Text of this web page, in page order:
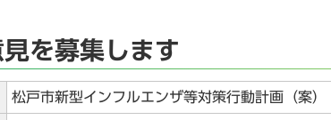
を募集します
松戸市新型インフルエンザ等対策行動計画（案）